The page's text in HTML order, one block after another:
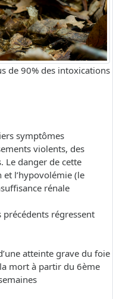
de 90% des intoxications
symptômes
violents, des
Le danger de cette
l’hypovolémie (le
rénale
régressent
atteinte grave du foie
mort à partir du 6ème